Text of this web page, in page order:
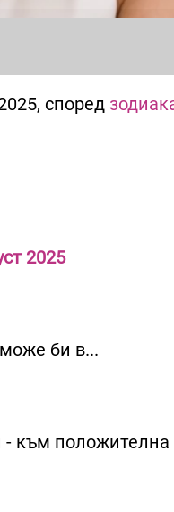
според
2025
би в...
към положителна